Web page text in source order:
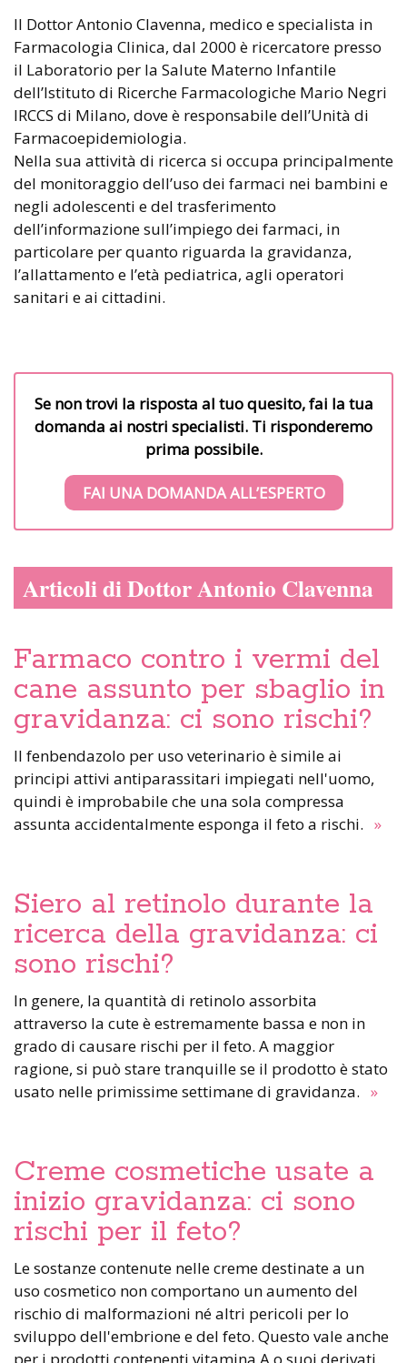
Il Dottor Antonio Clavenna, medico e specialista in
Farmacologia Clinica, dal 2000 è ricercatore presso
il Laboratorio per la Salute Materno Infantile
dell’Istituto di Ricerche Farmacologiche Mario Negri
IRCCS di Milano, dove è responsabile dell’Unità di
Farmacoepidemiologia.
Nella sua attività di ricerca si occupa principalmente
del monitoraggio dell’uso dei farmaci nei bambini e
negli adolescenti e del trasferimento
dell’informazione sull’impiego dei farmaci, in
particolare per quanto riguarda la gravidanza,
l’allattamento e l’età pediatrica, agli operatori
sanitari e ai cittadini.
Se non trovi la risposta al tuo quesito, fai la tua
domanda ai nostri specialisti. Ti risponderemo
prima possibile.
FAI UNA DOMANDA ALL’ESPERTO
Articoli di Dottor Antonio Clavenna
Farmaco contro i vermi del
cane assunto per sbaglio in
gravidanza: ci sono rischi?
Il fenbendazolo per uso veterinario è simile ai
principi attivi antiparassitari impiegati nell'uomo,
quindi è improbabile che una sola compressa
assunta accidentalmente esponga il feto a rischi. »
Siero al retinolo durante la
ricerca della gravidanza: ci
sono rischi?
In genere, la quantità di retinolo assorbita
attraverso la cute è estremamente bassa e non in
grado di causare rischi per il feto. A maggior
ragione, si può stare tranquille se il prodotto è stato
usato nelle primissime settimane di gravidanza. »
Creme cosmetiche usate a
inizio gravidanza: ci sono
rischi per il feto?
Le sostanze contenute nelle creme destinate a un
uso cosmetico non comportano un aumento del
rischio di malformazioni né altri pericoli per lo
sviluppo dell'embrione e del feto. Questo vale anche